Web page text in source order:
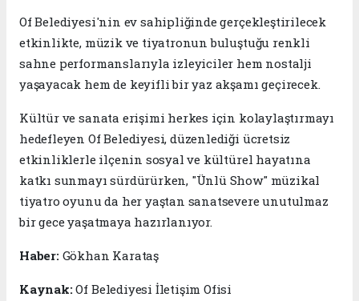
Of Belediyesi'nin ev sahipliğinde gerçekleştirilecek
etkinlikte, müzik ve tiyatronun buluştuğu renkli
sahne performanslarıyla izleyiciler hem nostalji
yaşayacak hem de keyifli bir yaz akşamı geçirecek.
Kültür ve sanata erişimi herkes için kolaylaştırmayı
hedefleyen Of Belediyesi, düzenlediği ücretsiz
etkinliklerle ilçenin sosyal ve kültürel hayatına
katkı sunmayı sürdürürken, "Ünlü Show" müzikal
tiyatro oyunu da her yaştan sanatsevere unutulmaz
bir gece yaşatmaya hazırlanıyor.
Haber:Gökhan Karataş
Kaynak:Of Belediyesi İletişim Ofisi